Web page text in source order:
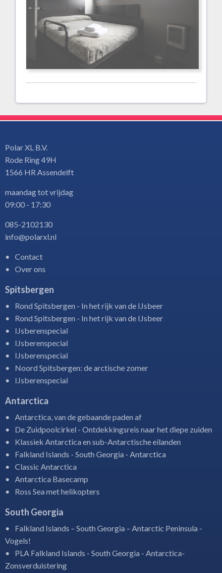
Polar XL B.V.
Rode Ring 49H
1566 HR Assendelft
maandag tot vrijdag
09:00 - 17:30
085-2102130
info@polarxl.nl
Contact
Over ons
Spitsbergen
Rond Spitsbergen - In het rijk van de IJsbeer
Rond Spitsbergen - In het rijk van de IJsbeer
IJsberenspecial
IJsberenspecial
IJsberenspecial
Noord Spitsbergen: de arctische zomer
IJsberenspecial
Antarctica
Antarctica, van de gebaande paden af
De Zuidpoolcirkel - Ontdekkingsreis naar het diepe zuiden
Klassiek Antarctica en sub-Antarctische eilanden
Falkland Islands - South Georgia - Antarctica
Classic Antarctica
Antarctica Basecamp
Ross Sea met helikopters
South Georgia
Falkland Islands – South Georgia – Antarctic Peninsula -
Vogels!
PLA Falkland Islands - South Georgia - Antarctica-
Zonsverduistering